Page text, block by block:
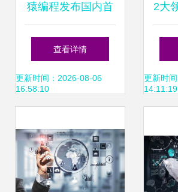
猿编程发布国内首
套计算思维课 深度
探索信息科技教育
查看详情
更新时间：2026-08-06
16:58:10
2大
来
更新时
14:11:19